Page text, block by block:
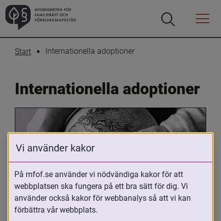
Öppna
Öppna
Menyn
Start Internationella adoptioner
Internationella adoptioner
Oavsett om du är adopterad,
adoptivförälder eller arbetar med
Vi använder kakor
På mfof.se använder vi nödvändiga kakor för att
webbplatsen ska fungera på ett bra sätt för dig. Vi
använder också kakor för webbanalys så att vi kan
förbättra vår webbplats.